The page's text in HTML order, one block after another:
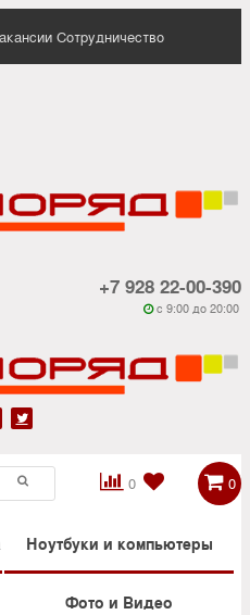
Сотрудничество
+7 928 22-00-390
 c 9:00 до 20:00

0

 0
Ноутбуки и компьютеры
Фото и Видео